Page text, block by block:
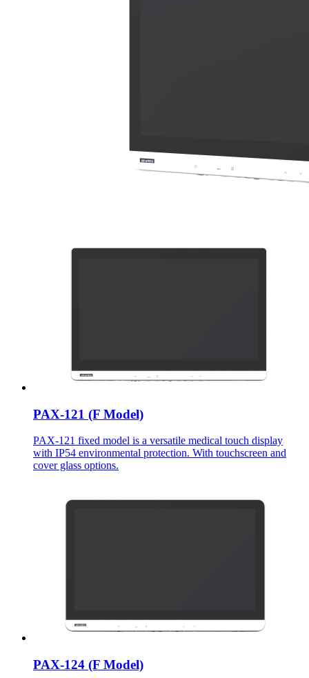
PAX-121 (F Model)
PAX-121 fixed model is a versatile medical touch display
with IP54 environmental protection. With touchscreen and
cover glass options.
PAX-124 (F Model)